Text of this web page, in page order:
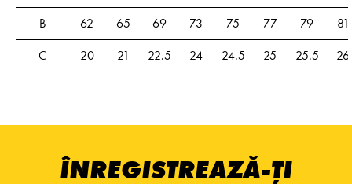
B
62 65 69 73 75 77 79
81
C
20 21 22.5 24 24.5 25 25.5 26
ÎNREGISTREAZĂ-ȚI